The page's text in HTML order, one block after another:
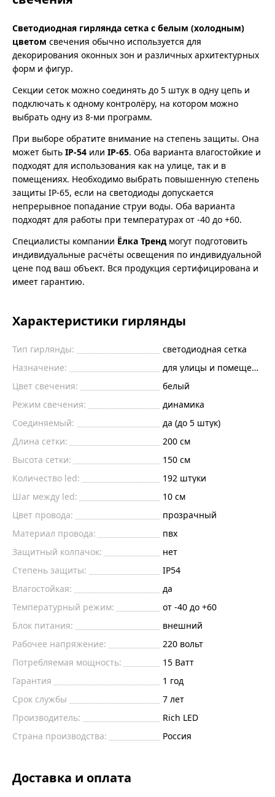
Светодиодная гирлянда сетка с белым (холодным)
цветом свечения обычно используется для
декорирования оконных зон и различных архитектурных
форм и фигур.
Секции сеток можно соединять до 5 штук в одну цепь и
подключать к одному контролёру, на котором можно
выбрать одну из 8-ми программ.
При выборе обратите внимание на степень защиты. Она
может быть IP-54 или IP-65. Оба варианта влагостойкие и
подходят для использования как на улице, так и в
помещениях. Необходимо выбрать повышенную степень
защиты IP-65, если на светодиоды допускается
непрерывное попадание струи воды. Оба варианта
подходят для работы при температурах от -40 до +60.
Специалисты компании Ёлка Трендмогут подготовить
индивидуальные расчёты освещения по индивидуальной
цене под ваш объект. Вся продукция сертифицирована и
имеет гарантию.
Характеристики гирлянды
Тип гирлянды:
светодиодная сетка
Назначение:
для улицы и помещений
Цвет свечения:
белый
Режим свечения:
динамика
Соединяемый:
да (до 5 штук)
Длина сетки:
200 см
Высота сетки:
150 см
Количество led:
192 штуки
Шаг между led:
10 см
Цвет провода:
прозрачный
Материал провода:
пвх
Защитный колпачок:
нет
Степень защиты:
IP54
Влагостойкая:
да
Температурный режим:
от -40 до +60
Блок питания:
внешний
Рабочее напряжение:
220 вольт
Потребляемая мощность:
15 Ватт
Гарантия
1 год
Срок службы
7 лет
Производитель:
Rich LED
Страна производства:
Россия
Доставка и оплата